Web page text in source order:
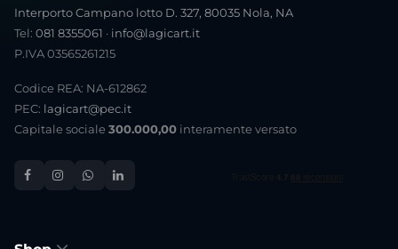
Interporto Campano lotto D. 327, 80035 Nola, NA
Tel: 081 8355061 · info@lagicart.it
P.IVA 03565261215
Codice REA: NA-612862
PEC: lagicart@pec.it
Capitale sociale 300.000,00 interamente versato